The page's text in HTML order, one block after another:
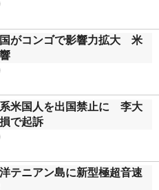
がコンゴで影響力拡大 米
米国人を出国禁止に 李大
で起訴
テニアン島に新型極超音速